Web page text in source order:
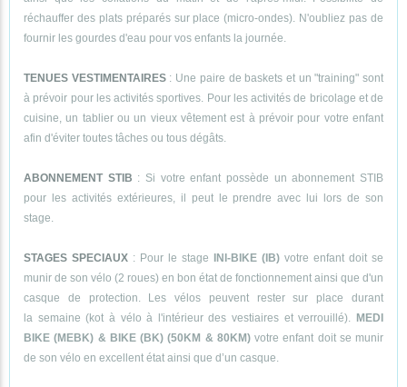
réchauffer des plats préparés sur place (micro-ondes). N'oubliez pas de
fournir les gourdes d'eau pour vos enfants la journée.
TENUES VESTIMENTAIRES: Une paire de baskets et un "training" sont
à prévoir pour les activités sportives. Pour les activités de bricolage et de
cuisine, un tablier ou un vieux vêtement est à prévoir pour votre enfant
afin d'éviter toutes tâches ou tous dégâts.
ABONNEMENT STIB : Si votre enfant possède un abonnement STIB
pour les activités extérieures, il peut le prendre avec lui lors de son
stage.
STAGES SPECIAUX : Pour le stage INI-BIKE (IB) votre enfant doit se
munir de son vélo (2 roues) en bon état de fonctionnement ainsi que d'un
casque de protection. Les vélos peuvent rester sur place durant
la semaine (kot à vélo à l'intérieur des vestiaires et verrouillé). MEDI
BIKE (MEBK) & BIKE (BK) (50KM & 80KM) votre enfant doit se munir
de son vélo en excellent état ainsi que d’un casque.